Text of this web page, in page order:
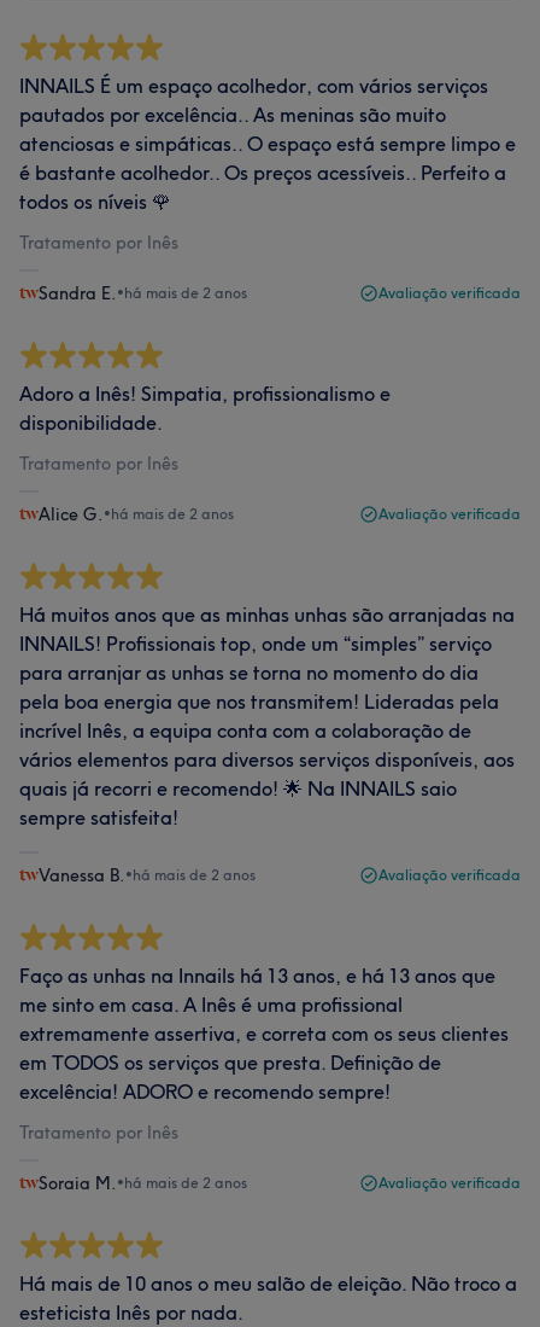
INNAILS É um espaço acolhedor, com vários serviços
pautados por excelência.. As meninas são muito
atenciosas e simpáticas.. O espaço está sempre limpo e
é bastante acolhedor.. Os preços acessíveis.. Perfeito a
todos os níveis 🌹
Tratamento por Inês
Sandra E. •há mais de 2 anos Avaliação verificada
Adoro a Inês! Simpatia, profissionalismo e
disponibilidade.
Tratamento por Inês
Alice G. •há mais de 2 anos Avaliação verificada
Há muitos anos que as minhas unhas são arranjadas na
INNAILS! Profissionais top, onde um “simples” serviço
para arranjar as unhas se torna no momento do dia
pela boa energia que nos transmitem! Lideradas pela
incrível Inês, a equipa conta com a colaboração de
vários elementos para diversos serviços disponíveis, aos
quais já recorri e recomendo! 🌟 Na INNAILS saio
sempre satisfeita!
Vanessa B. •há mais de 2 anos Avaliação verificada
Faço as unhas na Innails há 13 anos, e há 13 anos que
me sinto em casa. A Inês é uma profissional
extremamente assertiva, e correta com os seus clientes
em TODOS os serviços que presta. Definição de
excelência! ADORO e recomendo sempre!
Tratamento por Inês
Soraia M. •há mais de 2 anos Avaliação verificada
Há mais de 10 anos o meu salão de eleição. Não troco a
esteticista Inês por nada.